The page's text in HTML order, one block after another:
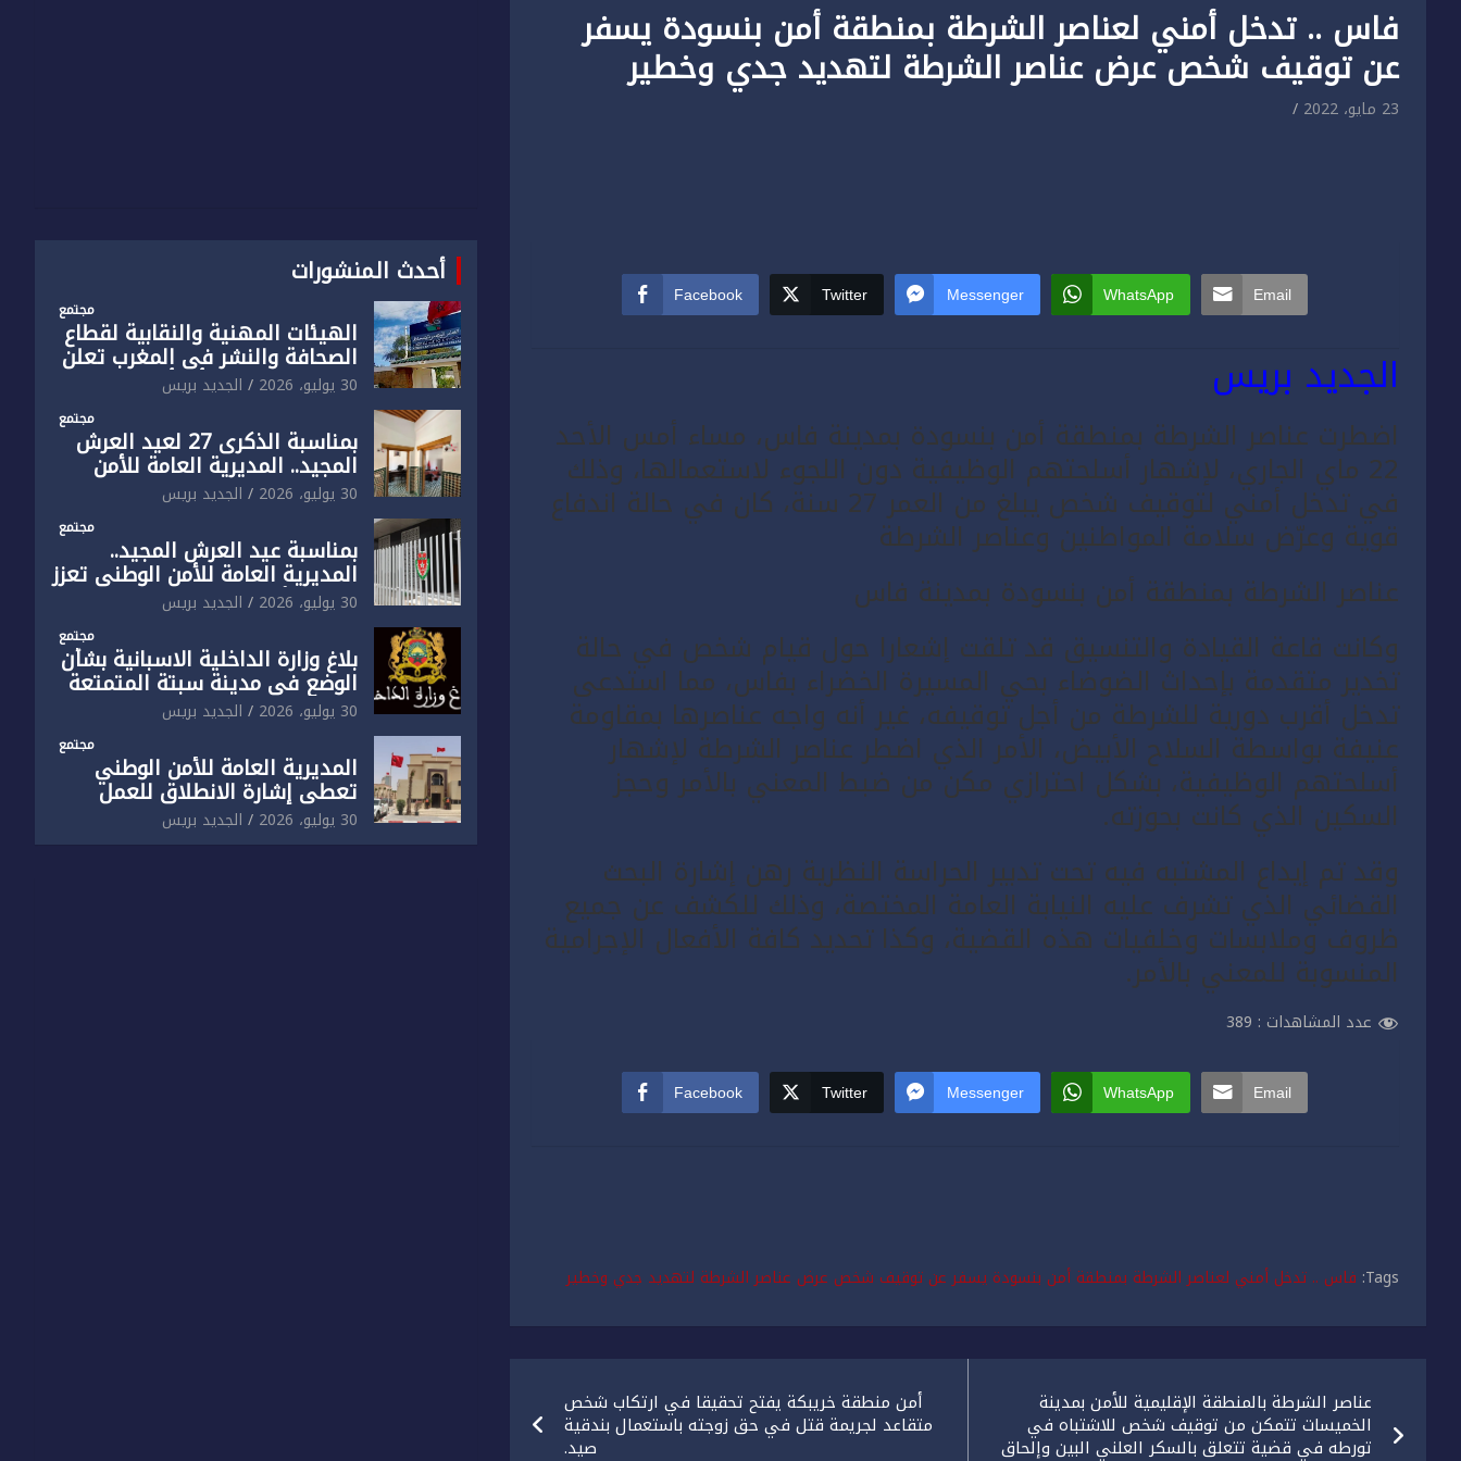
فاس .. تدخل أمني لعناصر الشرطة بمنطقة أمن بنسودة يسفر
عن توقيف شخص عرض عناصر الشرطة لتهديد جدي وخطير
23 مايو، 2022
Facebook Twitter Messenger WhatsApp Email
الجديد بريس
اضطرت عناصر الشرطة بمنطقة أمن بنسودة بمدينة فاس، مساء أمس الأحد
22 ماي الجاري، لإشهار أسلحتهم الوظيفية دون اللجوء لاستعمالها، وذلك
في تدخل أمني لتوقيف شخص يبلغ من العمر 27 سنة، كان في حالة اندفاع
قوية وعرّض سلامة المواطنين وعناصر الشرطة
عناصر الشرطة بمنطقة أمن بنسودة بمدينة فاس
وكانت قاعة القيادة والتنسيق قد تلقت إشعارا حول قيام شخص في حالة
تخدير متقدمة بإحداث الضوضاء بحي المسيرة الخضراء بفاس، مما استدعى
تدخل أقرب دورية للشرطة من أجل توقيفه، غير أنه واجه عناصرها بمقاومة
عنيفة بواسطة السلاح الأبيض، الأمر الذي اضطر عناصر الشرطة لإشهار
أسلحتهم الوظيفية، بشكل احترازي مكن من ضبط المعني بالأمر وحجز
السكين الذي كانت بحوزته.
وقد تم إيداع المشتبه فيه تحت تدبير الحراسة النظرية رهن إشارة البحث
القضائي الذي تشرف عليه النيابة العامة المختصة، وذلك للكشف عن جميع
ظروف وملابسات وخلفيات هذه القضية، وكذا تحديد كافة الأفعال الإجرامية
المنسوبة للمعني بالأمر.
عدد المشاهدات : 389
Facebook Twitter Messenger WhatsApp Email
Tags: فاس .. تدخل أمني لعناصر الشرطة بمنطقة أمن بنسودة يسفر عن توقيف شخص عرض عناصر الشرطة لتهديد جدي وخطير
تصفّح
المقالات
عناصر الشرطة بالمنطقة الإقليمية للأمن بمدينة
الخميسات تتمكن من توقيف شخص للاشتباه في
تورطه في قضية تتعلق بالسكر العلني البين وإلحاق
أمن منطقة خريبكة يفتح تحقيقا في ارتكاب شخص
متقاعد لجريمة قتل في حق زوجته باستعمال بندقية
صيد.
أحدث المنشورات
مجتمع
الهيئات المهنية والنقابية لقطاع
الصحافة والنشر في المغرب تعلن
رفضها القاطع لـ”أي أجندة انتخابية
مُعدة على مقاس سياسي
ومصلحي ضيق”
30 يوليو، 2026 الجديد بريس
مجتمع
بمناسبة الذكرى 27 لعيد العرش
المجيد.. المديرية العامة للأمن
الوطني تفتتح المقر الجديد لفرقة
الشرطة السياحية بفاس
30 يوليو، 2026 الجديد بريس
مجتمع
بمناسبة عيد العرش المجيد..
المديرية العامة للأمن الوطني تعزز
البنية الأمنية بالناظور بإحداث
فرقتين جديدتين
30 يوليو، 2026 الجديد بريس
مجتمع
بلاغ وزارة الداخلية الاسبانية بشأن
الوضع في مدينة سبتة المتمتعة
بالحكم الذاتي
30 يوليو، 2026 الجديد بريس
مجتمع
المديرية العامة للأمن الوطني
تعطي إشارة الانطلاق للعمل
بالمقر الجديد للدائرة الثالثة
للشرطة بولاية أمن العيون
30 يوليو، 2026 الجديد بريس